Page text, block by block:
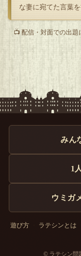
な妻に宛てた言葉
いる途中に 涙…
📺 配信・対面での出題
みん
1
ウミガ
遊び方・ ラテシンとは
© ラテシン問